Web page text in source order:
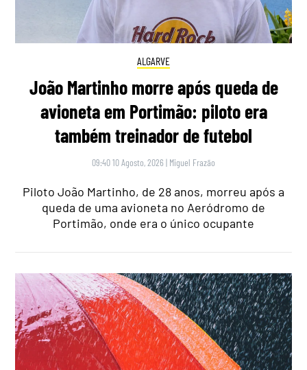
ALGARVE
João Martinho morre após queda de
avioneta em Portimão: piloto era
também treinador de futebol
09:40 10 Agosto, 2026 | Miguel Frazão
Piloto João Martinho, de 28 anos, morreu após a
queda de uma avioneta no Aeródromo de
Portimão, onde era o único ocupante